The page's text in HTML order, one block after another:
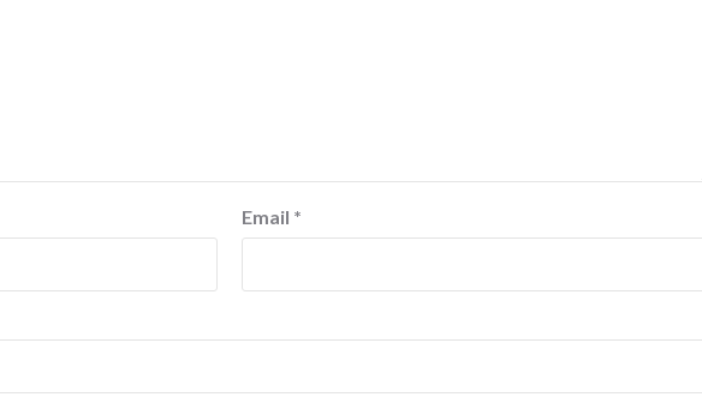
Email *